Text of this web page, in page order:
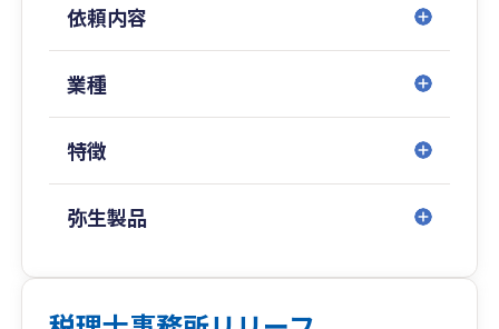
言・生前贈与まで、
経営から資産承継まで一貫してサポート可能で
す。
抑えて家族へ円満に引き継ぎたい」など、
承継・相続に関するお悩みはお気軽にご相談くだ
さい。
依頼内容
業種
特徴
弥生製品